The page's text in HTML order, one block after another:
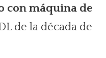
con máquina de
de la década de